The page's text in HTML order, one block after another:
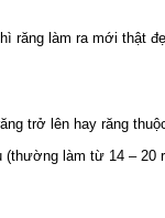
răng làm ra mới thật
trở lên hay răng
làm từ 14 – 20